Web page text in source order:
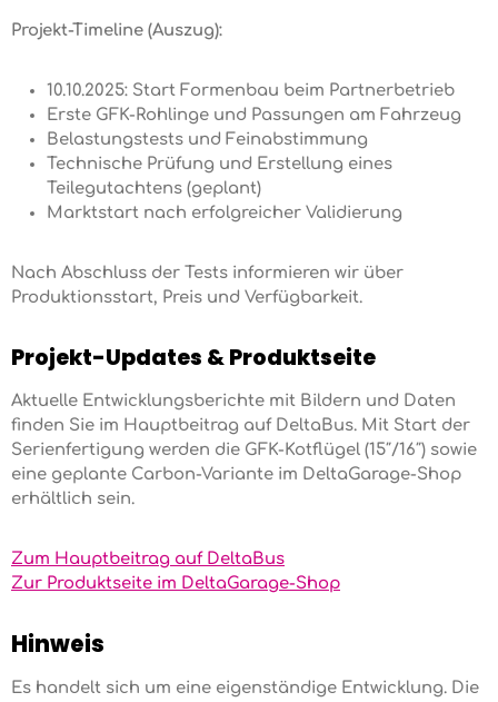
Projekt-Timeline (Auszug):
10.10.2025: Start Formenbau beim Partnerbetrieb
Erste GFK-Rohlinge und Passungen am Fahrzeug
Belastungstests und Feinabstimmung
Technische Prüfung und Erstellung eines
Teilegutachtens (geplant)
Marktstart nach erfolgreicher Validierung
Nach Abschluss der Tests informieren wir über
Produktionsstart, Preis und Verfügbarkeit.
Projekt-Updates & Produktseite
Aktuelle Entwicklungsberichte mit Bildern und Daten
finden Sie im Hauptbeitrag auf DeltaBus. Mit Start der
Serienfertigung werden die GFK-Kotflügel (15″/16″) sowie
eine geplante Carbon-Variante im DeltaGarage-Shop
erhältlich sein.
Zum Hauptbeitrag auf DeltaBus
Zur Produktseite im DeltaGarage-Shop
Hinweis
Es handelt sich um eine eigenständige Entwicklung. Die